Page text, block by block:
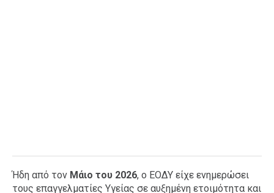
Ήδη από τον Μάιο του 2026, ο ΕΟΔΥ είχε ενημερώσει
τους επαγγελματίες Υγείας σε αυξημένη ετοιμότητα και